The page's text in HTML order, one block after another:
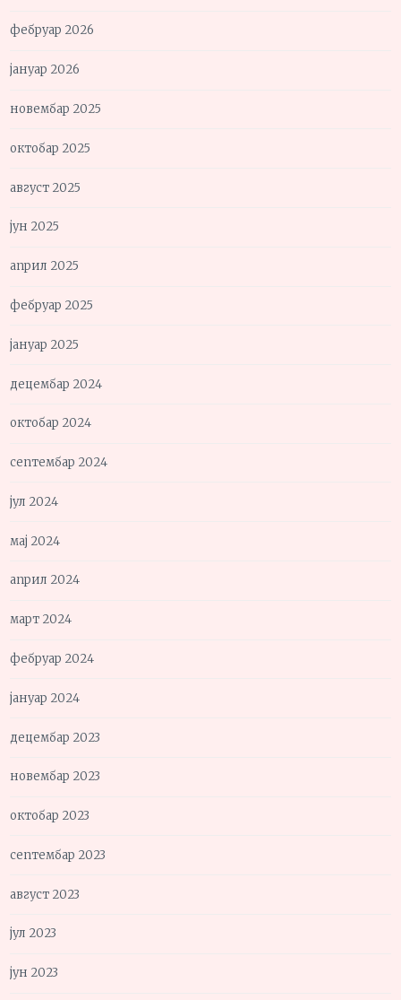
фебруар 2026
јануар 2026
новембар 2025
октобар 2025
август 2025
јун 2025
април 2025
фебруар 2025
јануар 2025
децембар 2024
октобар 2024
септембар 2024
јул 2024
мај 2024
април 2024
март 2024
фебруар 2024
јануар 2024
децембар 2023
новембар 2023
октобар 2023
септембар 2023
август 2023
јул 2023
јун 2023